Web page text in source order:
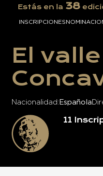
Estás en la 38
INSCRIPCIONES
El
Nacionalidad Española
11